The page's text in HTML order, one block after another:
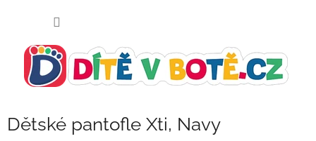
Dětské pantofle Xti, Navy